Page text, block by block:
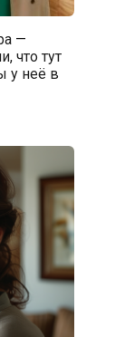
—
что тут
у неё в